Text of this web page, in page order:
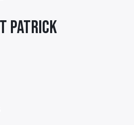
Patrick
de
ÉlémentÉlément